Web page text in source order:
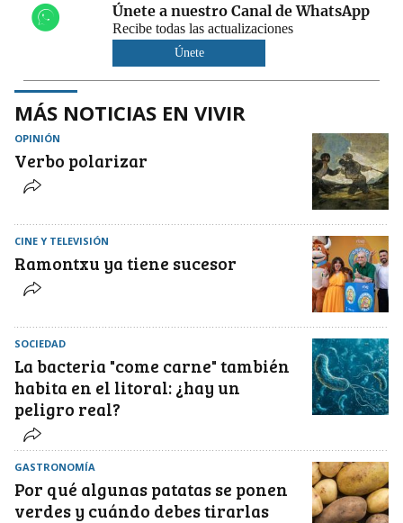
Únete a nuestro Canal de WhatsApp
Recibe todas las actualizaciones
Únete
MÁS NOTICIAS EN VIVIR
OPINIÓN
Verbo polarizar
CINE Y TELEVISIÓN
Ramontxu ya tiene sucesor
SOCIEDAD
La bacteria "come carne" también
habita en el litoral: ¿hay un
peligro real?
GASTRONOMÍA
Por qué algunas patatas se ponen
verdes y cuándo debes tirarlas